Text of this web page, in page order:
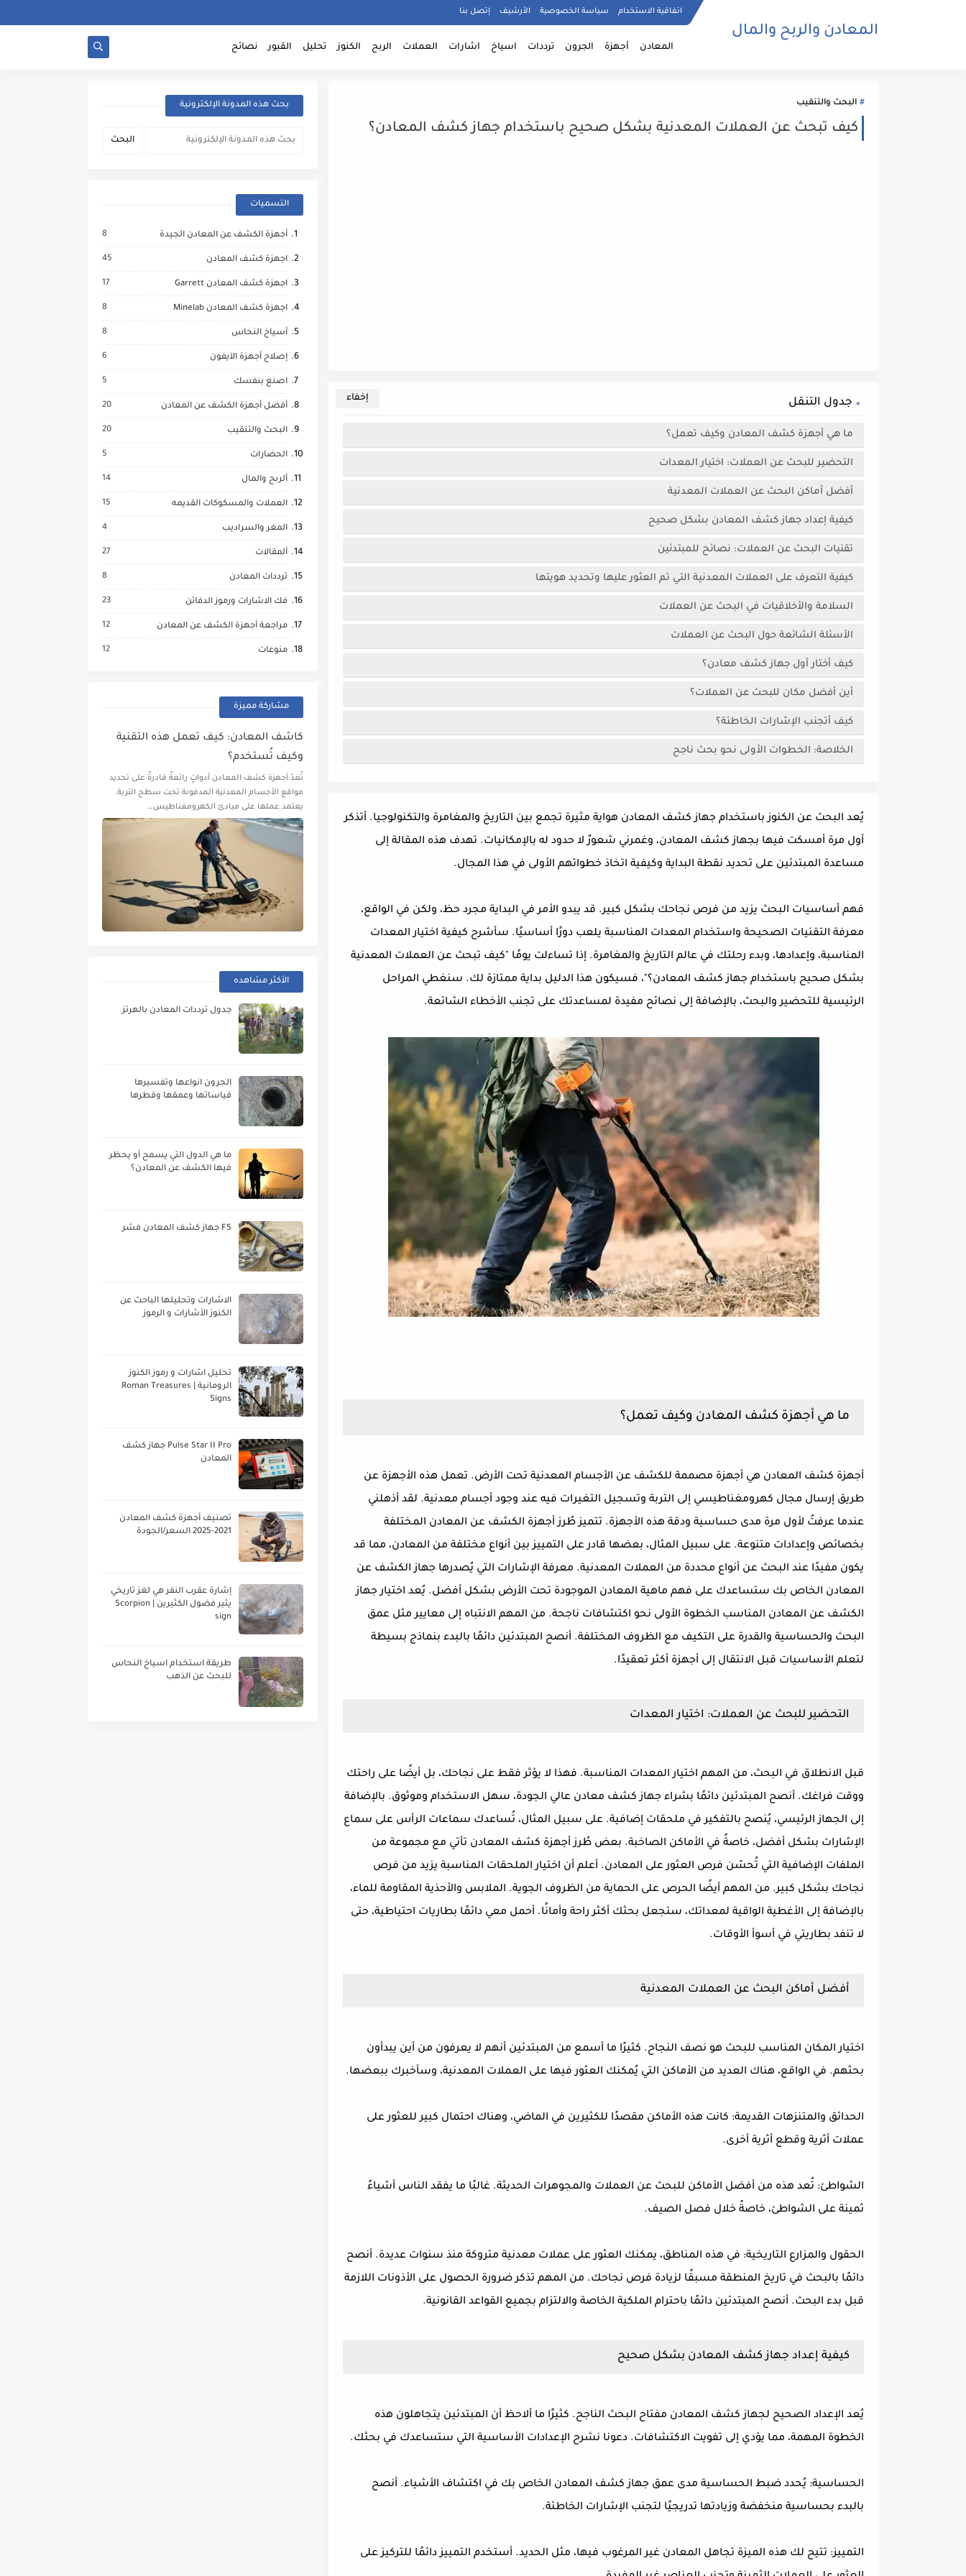
اتفاقية الاستخدام سياسة الخصوصية الأرشيف إتصل بنا
المعادن والربح والمال
المعادن أجهزة الجرون ترددات اسياخ اشارات العملات الربح الكنوز تحليل القبور نصائح
البحث والتنقيب
كيف تبحث عن العملات المعدنية بشكل صحيح باستخدام جهاز كشف المعادن؟
جدول التنقل
ما هي أجهزة كشف المعادن وكيف تعمل؟
التحضير للبحث عن العملات: اختيار المعدات
أفضل أماكن البحث عن العملات المعدنية
كيفية إعداد جهاز كشف المعادن بشكل صحيح
تقنيات البحث عن العملات: نصائح للمبتدئين
كيفية التعرف على العملات المعدنية التي تم العثور عليها وتحديد هويتها
السلامة والأخلاقيات في البحث عن العملات
الأسئلة الشائعة حول البحث عن العملات
كيف أختار أول جهاز كشف معادن؟
أين أفضل مكان للبحث عن العملات؟
كيف أتجنب الإشارات الخاطئة؟
الخلاصة: الخطوات الأولى نحو بحث ناجح
يُعد البحث عن الكنوز باستخدام جهاز كشف المعادن هواية مثيرة تجمع بين التاريخ والمغامرة والتكنولوجيا. أتذكر
أول مرة أمسكت فيها بجهاز كشف المعادن، وغمرني شعورٌ لا حدود له بالإمكانيات. تهدف هذه المقالة إلى
مساعدة المبتدئين على تحديد نقطة البداية وكيفية اتخاذ خطواتهم الأولى في هذا المجال.
فهم أساسيات البحث يزيد من فرص نجاحك بشكل كبير. قد يبدو الأمر في البداية مجرد حظ، ولكن في الواقع،
معرفة التقنيات الصحيحة واستخدام المعدات المناسبة يلعب دورًا أساسيًا. سأشرح كيفية اختيار المعدات
المناسبة، وإعدادها، وبدء رحلتك في عالم التاريخ والمغامرة. إذا تساءلت يومًا "كيف تبحث عن العملات المعدنية
بشكل صحيح باستخدام جهاز كشف المعادن؟"، فسيكون هذا الدليل بداية ممتازة لك. سنغطي المراحل
الرئيسية للتحضير والبحث، بالإضافة إلى نصائح مفيدة لمساعدتك على تجنب الأخطاء الشائعة.
ما هي أجهزة كشف المعادن وكيف تعمل؟
أجهزة كشف المعادن هي أجهزة مصممة للكشف عن الأجسام المعدنية تحت الأرض. تعمل هذه الأجهزة عن
طريق إرسال مجال كهرومغناطيسي إلى التربة وتسجيل التغيرات فيه عند وجود أجسام معدنية. لقد أذهلني
عندما عرفتُ لأول مرة مدى حساسية ودقة هذه الأجهزة. تتميز طُرز أجهزة الكشف عن المعادن المختلفة
بخصائص وإعدادات متنوعة. على سبيل المثال، بعضها قادر على التمييز بين أنواع مختلفة من المعادن، مما قد
يكون مفيدًا عند البحث عن أنواع محددة من العملات المعدنية. معرفة الإشارات التي يُصدرها جهاز الكشف عن
المعادن الخاص بك ستساعدك على فهم ماهية المعادن الموجودة تحت الأرض بشكل أفضل. يُعد اختيار جهاز
الكشف عن المعادن المناسب الخطوة الأولى نحو اكتشافات ناجحة. من المهم الانتباه إلى معايير مثل عمق
البحث والحساسية والقدرة على التكيف مع الظروف المختلفة. أنصح المبتدئين دائمًا بالبدء بنماذج بسيطة
لتعلم الأساسيات قبل الانتقال إلى أجهزة أكثر تعقيدًا.
التحضير للبحث عن العملات: اختيار المعدات
قبل الانطلاق في البحث، من المهم اختيار المعدات المناسبة. فهذا لا يؤثر فقط على نجاحك، بل أيضًا على راحتك
ووقت فراغك. أنصح المبتدئين دائمًا بشراء جهاز كشف معادن عالي الجودة، سهل الاستخدام وموثوق. بالإضافة
إلى الجهاز الرئيسي، يُنصح بالتفكير في ملحقات إضافية. على سبيل المثال، تُساعدك سماعات الرأس على سماع
الإشارات بشكل أفضل، خاصةً في الأماكن الصاخبة. بعض طُرز أجهزة كشف المعادن تأتي مع مجموعة من
الملفات الإضافية التي تُحسّن فرص العثور على المعادن. أعلم أن اختيار الملحقات المناسبة يزيد من فرص
نجاحك بشكل كبير. من المهم أيضًا الحرص على الحماية من الظروف الجوية. الملابس والأحذية المقاومة للماء،
بالإضافة إلى الأغطية الواقية لمعداتك، ستجعل بحثك أكثر راحة وأمانًا. أحمل معي دائمًا بطاريات احتياطية، حتى
لا تنفد بطاريتي في أسوأ الأوقات.
أفضل أماكن البحث عن العملات المعدنية
اختيار المكان المناسب للبحث هو نصف النجاح. كثيرًا ما أسمع من المبتدئين أنهم لا يعرفون من أين يبدأون
بحثهم. في الواقع، هناك العديد من الأماكن التي يُمكنك العثور فيها على العملات المعدنية، وسأخبرك ببعضها.
الحدائق والمتنزهات القديمة: كانت هذه الأماكن مقصدًا للكثيرين في الماضي، وهناك احتمال كبير للعثور على
عملات أثرية وقطع أثرية أخرى.
الشواطئ: تُعد هذه من أفضل الأماكن للبحث عن العملات والمجوهرات الحديثة. غالبًا ما يفقد الناس أشياءً
ثمينة على الشواطئ، خاصةً خلال فصل الصيف.
الحقول والمزارع التاريخية: في هذه المناطق، يمكنك العثور على عملات معدنية متروكة منذ سنوات عديدة. أنصح
دائمًا بالبحث في تاريخ المنطقة مسبقًا لزيادة فرص نجاحك. من المهم تذكر ضرورة الحصول على الأذونات اللازمة
قبل بدء البحث. أنصح المبتدئين دائمًا باحترام الملكية الخاصة والالتزام بجميع القواعد القانونية.
كيفية إعداد جهاز كشف المعادن بشكل صحيح
يُعد الإعداد الصحيح لجهاز كشف المعادن مفتاح البحث الناجح. كثيرًا ما ألاحظ أن المبتدئين يتجاهلون هذه
الخطوة المهمة، مما يؤدي إلى تفويت الاكتشافات. دعونا نشرح الإعدادات الأساسية التي ستساعدك في بحثك.
الحساسية: يُحدد ضبط الحساسية مدى عمق جهاز كشف المعادن الخاص بك في اكتشاف الأشياء. أنصح
بالبدء بحساسية منخفضة وزيادتها تدريجيًا لتجنب الإشارات الخاطئة.
التمييز: تتيح لك هذه الميزة تجاهل المعادن غير المرغوب فيها، مثل الحديد. أستخدم التمييز دائمًا للتركيز على
بحث هذه المدونة الإلكترونية
التسميات
أجهزة الكشف عن المعادن الجيدة 8
اجهزة كشف المعادن 45
اجهزة كشف المعادن Garrett 17
اجهزة كشف المعادن Minelab 8
أسياخ النحاس 8
إصلاح أجهزة الآيفون 6
اصنع بنفسك 5
أفضل أجهزة الكشف عن المعادن 20
البحث والتنقيب 20
الحضارات 5
ألربح والمال 14
العملات والمسكوكات القديمه 15
المغر والسراديب 4
ألمقالات 27
ترددات المعادن 8
فك الاشارات ورموز الدفائن 23
مراجعة أجهزة الكشف عن المعادن 12
منوعات 12
مشاركة مميزة
كاشف المعادن: كيف تعمل هذه التقنية
وكيف تُستخدم؟
تُعدّ أجهزة كشف المعادن أدواتٍ رائعةً قادرةً على تحديد
مواقع الأجسام المعدنية المدفونة تحت سطح التربة.
يعتمد عملها على مبادئ الكهرومغناطيس…
الأكثر مشاهده
جدول ترددات المعادن بالهرتز
الجرون انواعها وتفسيرها
قياساتها وعمقها وقطرها
ما هي الدول التي يسمح أو يحظر
فيها الكشف عن المعادن؟
F5 جهاز كشف المعادن فشر
الاشارات وتحليلها الباحث عن
الكنوز الأشارات و الرموز
تحليل اشارات و رموز الكنوز
الرومانية | Roman Treasures
Signs
Pulse Star II Pro جهاز كشف
المعادن
تصنيف أجهزة كشف المعادن
2021-2025 السعر/الجودة
إشارة عقرب النفر هي لغز تاريخي
يثير فضول الكثيرين | Scorpion
sign
طريقة استخدام اسياخ النحاس
للبحث عن الذهب